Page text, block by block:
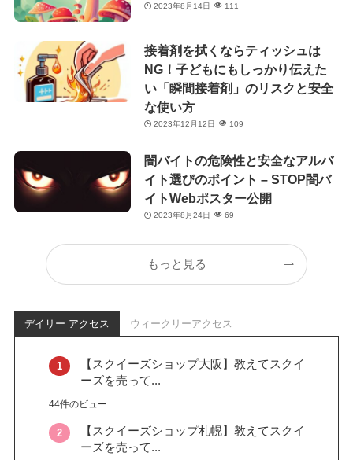
2023年8月14日 111
接着剤を拭くならティッシュは
NG！子どもにもしっかり伝えた
い「瞬間接着剤」のリスクと安全
な使い方
2023年12月12日 109
闇バイトの危険性と安全なアルバ
イト選びのポイント – STOP闇バ
イトWebポスター公開
2023年8月24日 69
もっと見る
デイリー アクセス ウィークリーアクセス
【スクイーズショップ大阪】教えてスクイ
ーズを売って...
44件のビュー
【スクイーズショップ札幌】教えてスクイ
ーズを売って...